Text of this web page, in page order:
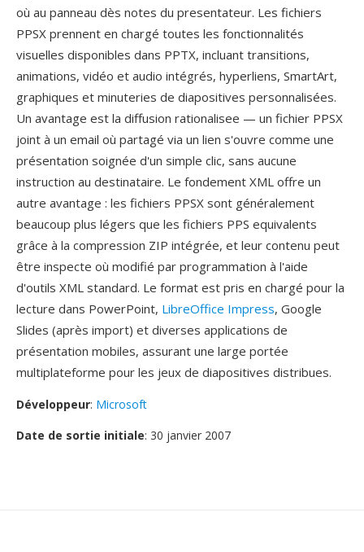
où au panneau dès notes du presentateur. Les fichiers
PPSX prennent en chargé toutes les fonctionnalités
visuelles disponibles dans PPTX, incluant transitions,
animations, vidéo et audio intégrés, hyperliens, SmartArt,
graphiques et minuteries de diapositives personnalisées.
Un avantage est la diffusion rationalisee — un fichier PPSX
joint à un email où partagé via un lien s'ouvre comme une
présentation soignée d'un simple clic, sans aucune
instruction au destinataire. Le fondement XML offre un
autre avantage : les fichiers PPSX sont généralement
beaucoup plus légers que les fichiers PPS equivalents
grâce à la compression ZIP intégrée, et leur contenu peut
être inspecte où modifié par programmation à l'aide
d'outils XML standard. Le format est pris en chargé pour la
lecture dans PowerPoint, LibreOffice Impress, Google
Slides (après import) et diverses applications de
présentation mobiles, assurant une large portée
multiplateforme pour les jeux de diapositives distribues.
Développeur: Microsoft
Date de sortie initiale: 30 janvier 2007